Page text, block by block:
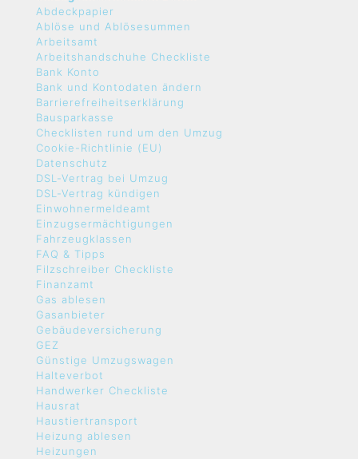
Abdeckpapier
Ablöse und Ablösesummen
Arbeitsamt
Arbeitshandschuhe Checkliste
Bank Konto
Bank und Kontodaten ändern
Barrierefreiheitserklärung
Bausparkasse
Checklisten rund um den Umzug
Cookie-Richtlinie (EU)
Datenschutz
DSL-Vertrag bei Umzug
DSL-Vertrag kündigen
Einwohnermeldeamt
Einzugsermächtigungen
Fahrzeugklassen
FAQ & Tipps
Filzschreiber Checkliste
Finanzamt
Gas ablesen
Gasanbieter
Gebäudeversicherung
GEZ
Günstige Umzugswagen
Halteverbot
Handwerker Checkliste
Hausrat
Haustiertransport
Heizung ablesen
Heizungen